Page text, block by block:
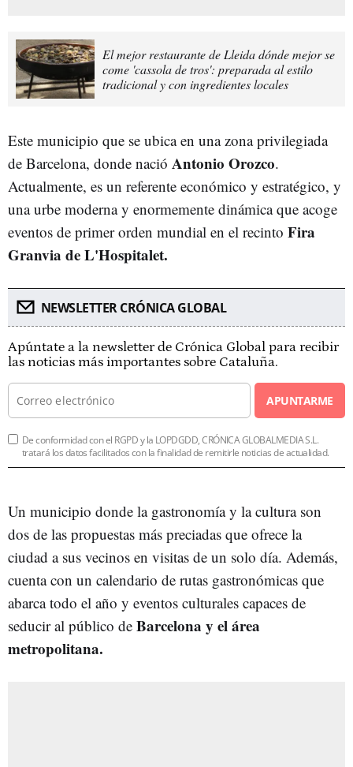
El mejor restaurante de Lleida dónde mejor se
come 'cassola de tros': preparada al estilo
tradicional y con ingredientes locales
Este municipio que se ubica en una zona privilegiada
de Barcelona, donde nació Antonio Orozco.
Actualmente, es un referente económico y estratégico, y
una urbe moderna y enormemente dinámica que acoge
eventos de primer orden mundial en el recinto Fira
Granvia de L'Hospitalet.
NEWSLETTER CRÓNICA GLOBAL
Apúntate a la newsletter de Crónica Global para recibir
las noticias más importantes sobre Cataluña.
APUNTARME
De conformidad con el RGPD y la LOPDGDD, CRÓNICA GLOBALMEDIA S.L.
tratará los datos facilitados con la finalidad de remitirle noticias de actualidad.
Un municipio donde la gastronomía y la cultura son
dos de las propuestas más preciadas que ofrece la
ciudad a sus vecinos en visitas de un solo día. Además,
cuenta con un calendario de rutas gastronómicas que
abarca todo el año y eventos culturales capaces de
seducir al público de Barcelona y el área
metropolitana.